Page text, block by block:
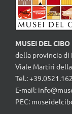
MUSEI DEL CIBO
della provincia di
Viale Martiri
Tel.:
E-mail:
PEC: